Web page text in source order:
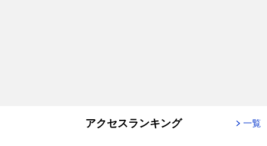
アクセスランキング 一覧